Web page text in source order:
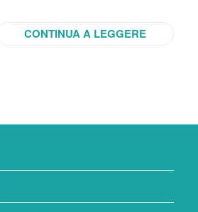
CONTINUA A LEGGERE